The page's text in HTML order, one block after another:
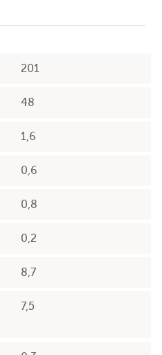
201
48
1,6
0,6
0,8
0,2
8,7
7,5